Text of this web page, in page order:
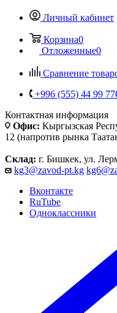
Личный кабинет
Корзина0
Отложенные0
Сравнение
+996 (555) 44 99 77
Контактная информация
Офис: Кыргызская
12 (напротив рынка
Склад: г. Бишкек, ул.
kg3@zavod-pt.kg
Вконтакте
RuTube
Одноклассники